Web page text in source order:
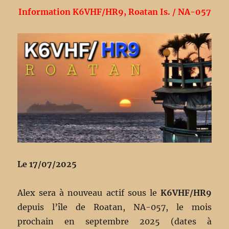
Information K6VHF/HR9, Roatan Is. / NA-057
Le 17/07/2025
Alex sera à nouveau actif sous le K6VHF/HR9
depuis l’île de Roatan, NA-057, le mois
prochain en septembre 2025 (dates à